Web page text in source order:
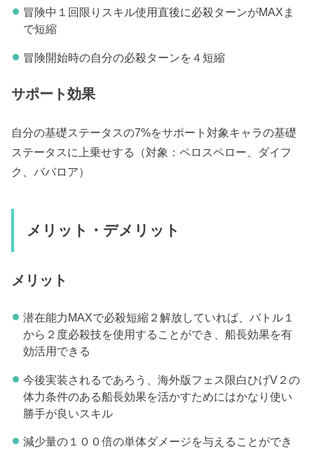
冒険中１回限りスキル使用直後に必殺ターンがMAXま
で短縮
冒険開始時の自分の必殺ターンを４短縮
サポート効果
自分の基礎ステータスの7%をサポート対象キャラの基礎
ステータスに上乗せする（対象：ペロスペロー、ダイフ
ク、ババロア）
メリット・デメリット
メリット
潜在能力MAXで必殺短縮２解放していれば、バトル１
から２度必殺技を使用することができ、船長効果を有
効活用できる
今後実装されるであろう、海外版フェス限白ひげV２の
体力条件のある船長効果を活かすためにはかなり使い
勝手が良いスキル
減少量の１００倍の単体ダメージを与えることができ